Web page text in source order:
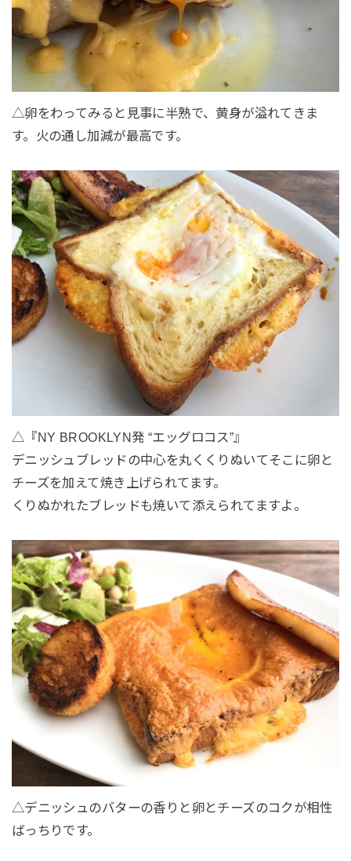
△卵をわってみると見事に半熟で、黄身が溢れてきま
す。火の通し加減が最高です。
△『NY BROOKLYN発 “エッグロコス”』
デニッシュブレッドの中心を丸くくりぬいてそこに卵と
チーズを加えて焼き上げられてます。
くりぬかれたブレッドも焼いて添えられてますよ。
△デニッシュのバターの香りと卵とチーズのコクが相性
ばっちりです。